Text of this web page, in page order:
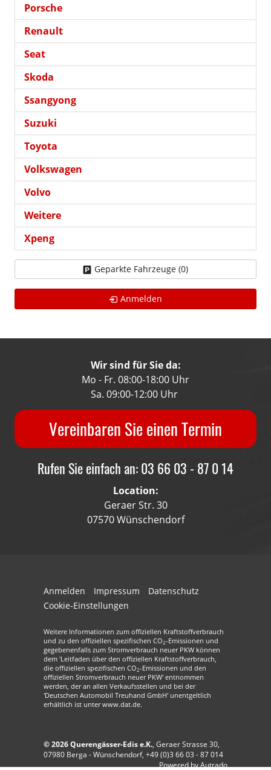
Porsche
Renault
Seat
Skoda
Ssangyong
Suzuki
Toyota
Volkswagen
Volvo
Weitere
Xpeng
Geparkte Fahrzeuge (0)
Anmelden
Wir sind für Sie da:
Mo - Fr. 08:00-18:00 Uhr
Sa. 09:00-12:00 Uhr
Vereinbaren Sie einen Termin
Rufen Sie einfach an: 03 66 03 - 87 0 14
Location:
Geraer Str. 30
07570 Wünschendorf
Anmelden Impressum
Datenschutz
Cookie-Einstellungen
Weitere Informationen zum offiziellen Kraftstoffverbrauch
und zu den offiziellen spezifischen CO2-Emissionen und
gegebenenfalls zum Stromverbrauch neuer PKW können
dem 'Leitfaden über den offiziellen Kraftstoffverbrauch,
die offiziellen spezifischen CO2-Emissionen und den
offiziellen Stromverbrauch neuer PKW' entnommen
werden, der an allen Verkaufsstellen und bei der
'Deutschen Automobil Treuhand GmbH' unentgeltlich
erhältlich ist unter www.dat.de.
© 2026Querengässer-Edis e.K., Geraer Strasse 30,
07980 Berga - Wünschendorf, +49 (0)3 66 03 - 87 014
Powered by Autrado